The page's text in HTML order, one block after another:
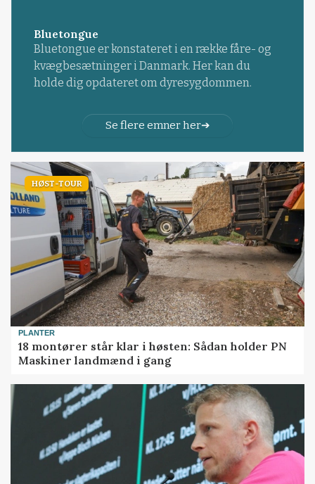
Bluetongue
Bluetongue er konstateret i en række fåre- og
kvægbesætninger i Danmark. Her kan du
holde dig opdateret om dyresygdommen.
Se flere emner her
HØST-TOUR
PLANTER
18 montører står klar i høsten: Sådan holder PN
Maskiner landmænd i gang